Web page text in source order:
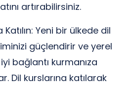
artırabilirsiniz.
Katılın: Yeni bir ülkede dil
güçlendirir ve yerel
bağlantı kurmanıza
Dil kurslarına katılarak